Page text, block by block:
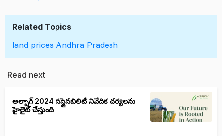
Related Topics
land prices Andhra Pradesh
Read next
అల్బాగ్ 2024 సస్టైనబిలిటీ నివేదిక చర్యలను
హైలైట్ చేస్తుంది